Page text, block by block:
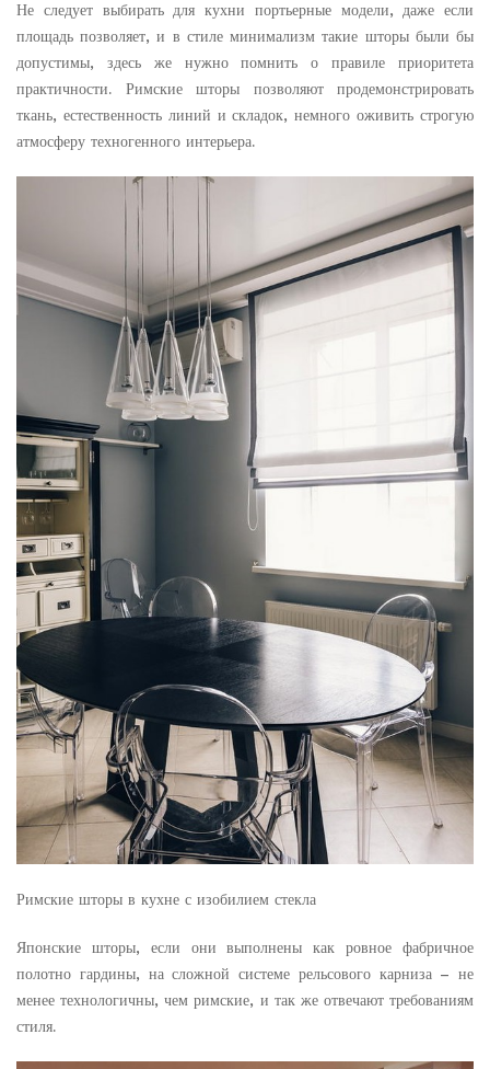
Не следует выбирать для кухни портьерные модели, даже если
площадь позволяет, и в стиле минимализм такие шторы были бы
допустимы, здесь же нужно помнить о правиле приоритета
практичности. Римские шторы позволяют продемонстрировать
ткань, естественность линий и складок, немного оживить строгую
атмосферу техногенного интерьера.
Римские шторы в кухне с изобилием стекла
Японские шторы, если они выполнены как ровное фабричное
полотно гардины, на сложной системе рельсового карниза – не
менее технологичны, чем римские, и так же отвечают требованиям
стиля.